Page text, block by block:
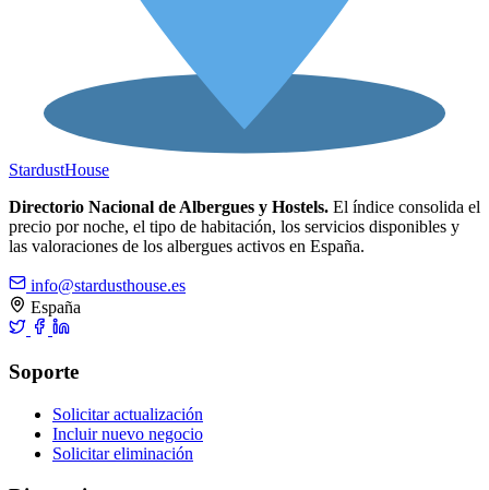
StardustHouse
Directorio Nacional de Albergues y Hostels. El índice consolida el
precio por noche, el tipo de habitación, los servicios disponibles y
las valoraciones de los albergues activos en España.
info@stardusthouse.es
España
Soporte
Solicitar actualización
Incluir nuevo negocio
Solicitar eliminación